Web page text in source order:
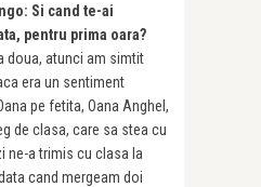
Si cand te-ai
pentru prima oara?
doua, atunci am simtit
era un sentiment
pe fetita, Oana Anghel,
de clasa, care sa stea cu
ne-a trimis cu clasa la
cand mergeam doi